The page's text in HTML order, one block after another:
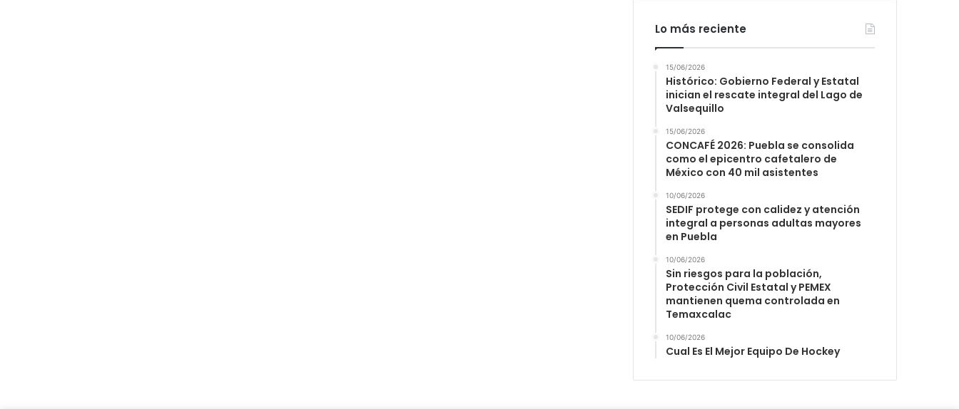
Lo más reciente
15/06/2026
Histórico: Gobierno Federal y Estatal
inician el rescate integral del Lago de
Valsequillo
15/06/2026
CONCAFÉ 2026: Puebla se consolida
como el epicentro cafetalero de
México con 40 mil asistentes
10/06/2026
SEDIF protege con calidez y atención
integral a personas adultas mayores
en Puebla
10/06/2026
Sin riesgos para la población,
Protección Civil Estatal y PEMEX
mantienen quema controlada en
Temaxcalac
10/06/2026
Cual Es El Mejor Equipo De Hockey